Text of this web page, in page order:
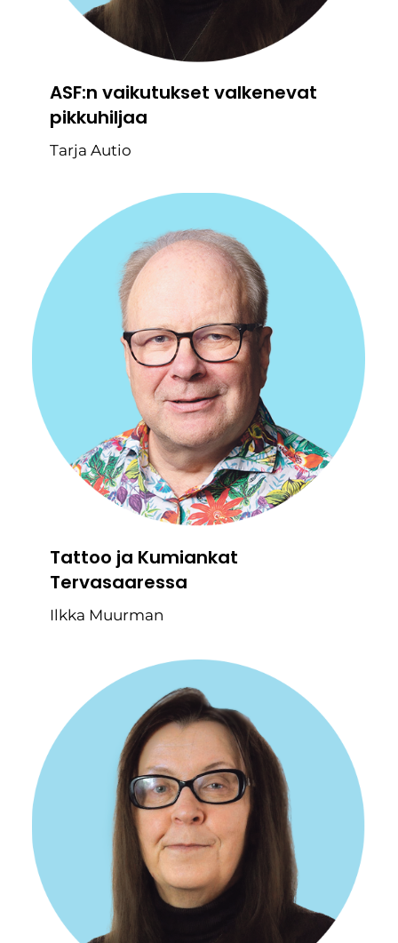
ASF:n vaikutukset valkenevat
pikkuhiljaa
Tarja Autio
Tattoo ja Kumiankat
Tervasaaressa
Ilkka Muurman